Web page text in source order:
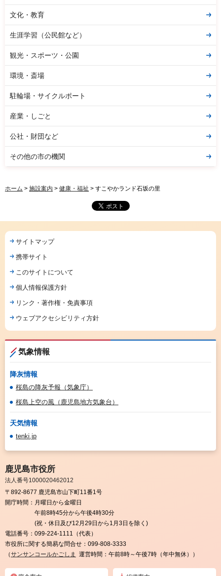
文化・教育
生涯学習（公民館など）
観光・スポーツ・公園
環境・斎場
駐輪場・サイクルポート
産業・しごと
公社・財団など
その他の市の機関
ホーム > 施設案内 > 健康・福祉 > すこやかランド石坂の里
サイトマップ
携帯サイト
このサイトについて
個人情報保護方針
リンク・著作権・免責事項
ウェブアクセシビリティ方針
気象情報
降灰情報
桜島の降灰予報（気象庁）
桜島上空の風（鹿児島地方気象台）
天気情報
tenki.jp
鹿児島市役所
法人番号1000020462012
〒892-8677 鹿児島市山下町11番1号
開庁時間： 月曜日から金曜日
午前8時45分から午後4時30分
(祝・休日及び12月29日から1月3日を除く)
電話番号： 099-224-1111（代表）
市役所に関する簡易な問合せ： 099-808-3333
（サンサンコールかごしま 運営時間：午前8時～午後7時（年中無休））